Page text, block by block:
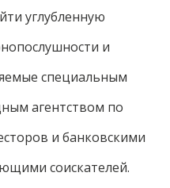
углубленную
и
специальным
агентством по
и банковскими
соискателей.